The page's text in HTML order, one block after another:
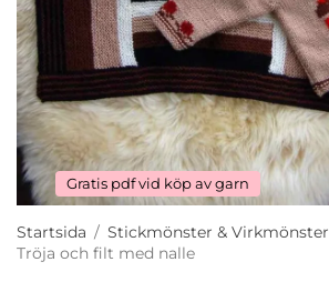
Gratis pdf vid köp av garn
Startsida / Stickmönster & Virkmönster
Tröja och filt med nalle